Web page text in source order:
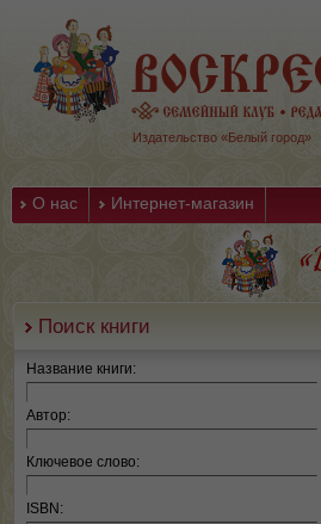
Издательство «Белый город»
О нас Интернет-магазин
Поиск книги
Название книги:
Автор:
Ключевое слово:
ISBN: